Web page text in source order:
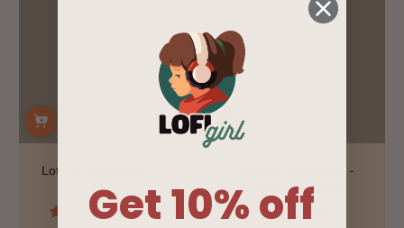
Lofi Girl Essentials - T-
shirt
1 avis
Lofi Girl Essentials -
Casquette Beige
Prix
$24.99 USD
Get 10% off